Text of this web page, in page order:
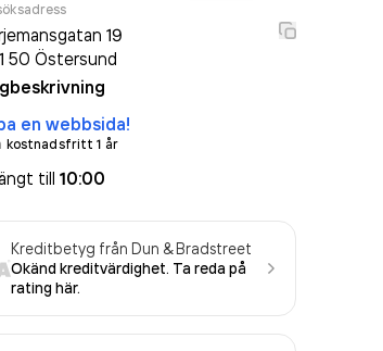
19
50 Östersund
en webbsida!
kostnadsfritt 1 år
till 10:00
Kreditbetyg från Dun & Bradstreet
Okänd kreditvärdighet. Ta reda på
rating här.